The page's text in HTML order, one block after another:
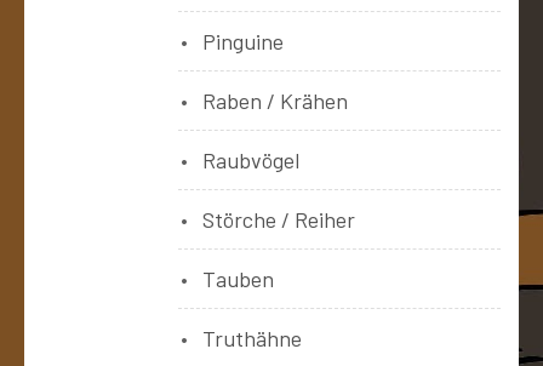
Pinguine
Raben / Krähen
Raubvögel
Störche / Reiher
Tauben
Truthähne